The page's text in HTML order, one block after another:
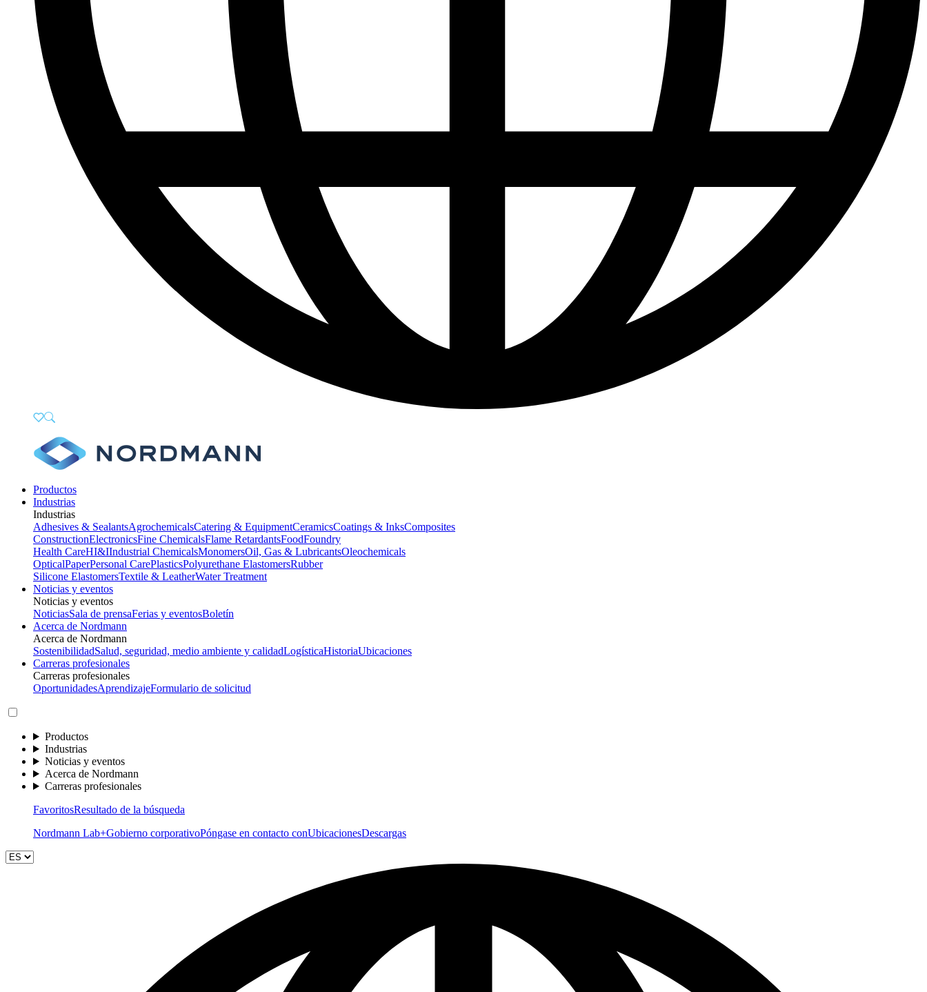
Productos
Industrias
Industrias
Adhesives & SealantsAgrochemicalsCatering & EquipmentCeramicsCoatings & InksComposites
ConstructionElectronicsFine ChemicalsFlame RetardantsFoodFoundry
Health CareHI&IIndustrial ChemicalsMonomersOil, Gas & LubricantsOleochemicals
OpticalPaperPersonal CarePlasticsPolyurethane ElastomersRubber
Silicone ElastomersTextile & LeatherWater Treatment
Noticias y eventos
Noticias y eventos
NoticiasSala de prensaFerias y eventosBoletín
Acerca de Nordmann
Acerca de Nordmann
SostenibilidadSalud, seguridad, medio ambiente y calidadLogísticaHistoriaUbicaciones
Carreras profesionales
Carreras profesionales
OportunidadesAprendizajeFormulario de solicitud
Productos
Industrias
Noticias y eventos
Acerca de Nordmann
Carreras profesionales
FavoritosResultado de la búsqueda
Nordmann Lab+Gobierno corporativoPóngase en contacto conUbicacionesDescargas